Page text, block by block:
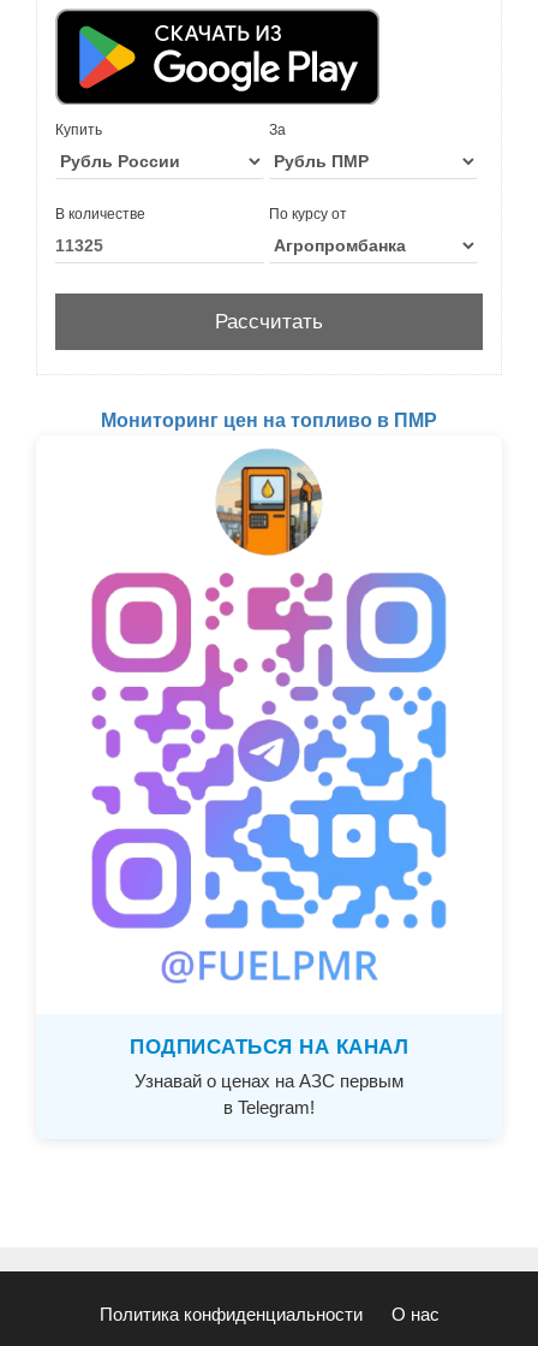
Купить За
В количестве По курсу от
Мониторинг цен на топливо в ПМР
ПОДПИСАТЬСЯ НА КАНАЛ
Узнавай о ценах на АЗС первым
в Telegram!
Политика конфиденциальности О нас